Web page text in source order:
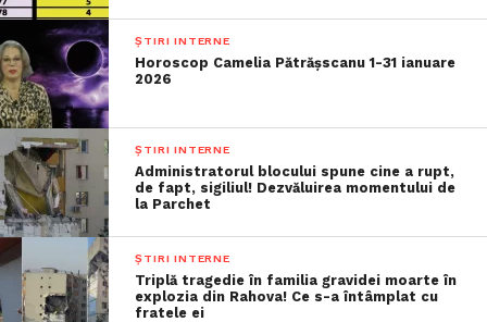
ȘTIRI INTERNE
Horoscop Camelia Pătrășscanu 1-31 ianuare
2026
ȘTIRI INTERNE
Administratorul blocului spune cine a rupt,
de fapt, sigiliul! Dezvăluirea momentului de
la Parchet
ȘTIRI INTERNE
Triplă tragedie în familia gravidei moarte în
explozia din Rahova! Ce s-a întâmplat cu
fratele ei